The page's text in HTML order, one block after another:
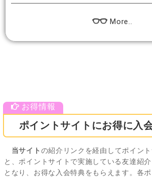
More..
ポイントサイトにお得に入
当サイト の紹介リンクを経由してポイン
と、ポイントサイトで実施している友達紹
となり、お得な入会特典をもらえます。各